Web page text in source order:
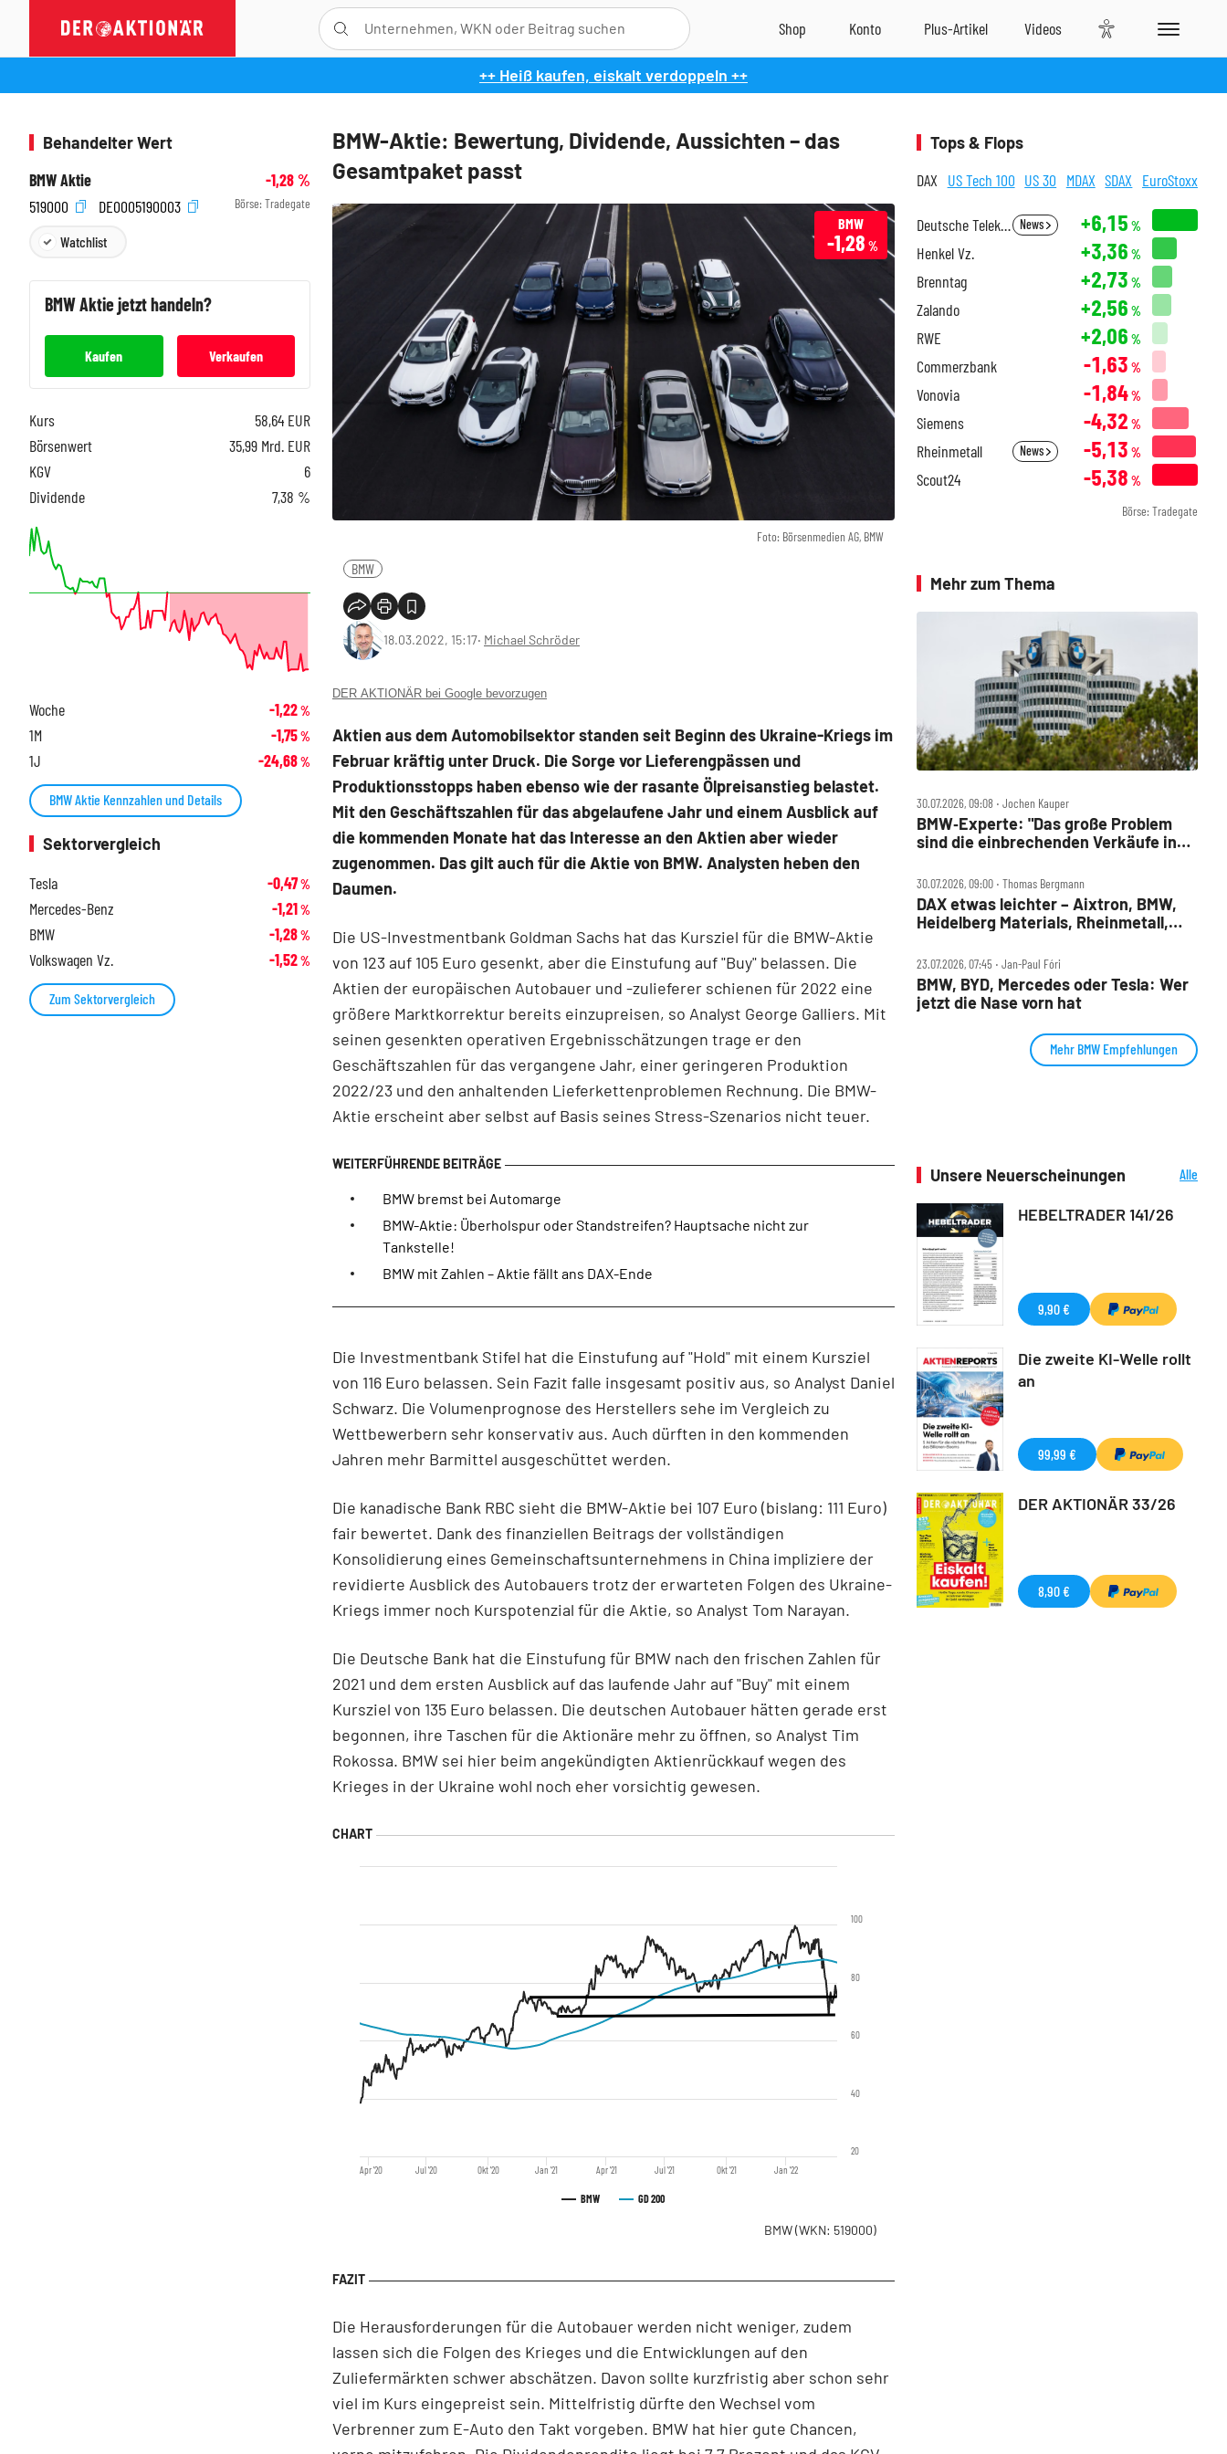
++ Heiß kaufen, eiskalt verdoppeln ++
BMW-Aktie: Bewertung, Dividende, Aussichten – das
Gesamtpaket passt
Foto: Börsenmedien AG, BMW
BMW
-1,28 %
BMW
18.03.2022, 15:17‧ Michael Schröder
DER AKTIONÄR bei Google bevorzugen
Aktien aus dem Automobilsektor standen seit Beginn des Ukraine-Kriegs im
Februar kräftig unter Druck. Die Sorge vor Lieferengpässen und
Produktionsstopps haben ebenso wie der rasante Ölpreisanstieg belastet.
Mit den Geschäftszahlen für das abgelaufene Jahr und einem Ausblick auf
die kommenden Monate hat das Interesse an den Aktien aber wieder
zugenommen. Das gilt auch für die Aktie von BMW. Analysten heben den
Daumen.
Die US-Investmentbank Goldman Sachs hat das Kursziel für die BMW-Aktie
von 123 auf 105 Euro gesenkt, aber die Einstufung auf "Buy" belassen. Die
Aktien der europäischen Autobauer und -zulieferer schienen für 2022 eine
größere Marktkorrektur bereits einzupreisen, so Analyst George Galliers. Mit
seinen gesenkten operativen Ergebnisschätzungen trage er den
Geschäftszahlen für das vergangene Jahr, einer geringeren Produktion
2022/23 und den anhaltenden Lieferkettenproblemen Rechnung. Die BMW-
Aktie erscheint aber selbst auf Basis seines Stress-Szenarios nicht teuer.
BMW bremst bei Automarge
BMW-Aktie: Überholspur oder Standstreifen? Hauptsache nicht zur
Tankstelle!
BMW mit Zahlen – Aktie fällt ans DAX-Ende
Die Investmentbank Stifel hat die Einstufung auf "Hold" mit einem Kursziel
von 116 Euro belassen. Sein Fazit falle insgesamt positiv aus, so Analyst Daniel
Schwarz. Die Volumenprognose des Herstellers sehe im Vergleich zu
Wettbewerbern sehr konservativ aus. Auch dürften in den kommenden
Jahren mehr Barmittel ausgeschüttet werden.
Die kanadische Bank RBC sieht die BMW-Aktie bei 107 Euro (bislang: 111 Euro)
fair bewertet. Dank des finanziellen Beitrags der vollständigen
Konsolidierung eines Gemeinschaftsunternehmens in China impliziere der
revidierte Ausblick des Autobauers trotz der erwarteten Folgen des Ukraine-
Kriegs immer noch Kurspotenzial für die Aktie, so Analyst Tom Narayan.
Die Deutsche Bank hat die Einstufung für BMW nach den frischen Zahlen für
2021 und dem ersten Ausblick auf das laufende Jahr auf "Buy" mit einem
Kursziel von 135 Euro belassen. Die deutschen Autobauer hätten gerade erst
begonnen, ihre Taschen für die Aktionäre mehr zu öffnen, so Analyst Tim
Rokossa. BMW sei hier beim angekündigten Aktienrückkauf wegen des
Krieges in der Ukraine wohl noch eher vorsichtig gewesen.
BMW GD 200
Jan '21 Jan '22
Apr '20 Jul '20 Okt '20 Apr '21 Jul '21 Okt '21
20
40
60
80
100
BMW(WKN: 519000)
Die Herausforderungen für die Autobauer werden nicht weniger, zudem
lassen sich die Folgen des Krieges und die Entwicklungen auf den
Zuliefermärkten schwer abschätzen. Davon sollte kurzfristig aber schon sehr
viel im Kurs eingepreist sein. Mittelfristig dürfte den Wechsel vom
Verbrenner zum E-Auto den Takt vorgeben. BMW hat hier gute Chancen,
Behandelter Wert
BMW Aktie
-1,28%
519000
DE0005190003 Börse: Tradegate
Watchlist
BMWAktie jetzt handeln?
Kaufen Verkaufen
Kurs 58,64 EUR
Börsenwert
35,99 Mrd. EUR
KGV
6
Dividende
7,38 %
Woche -1,22%
1M -1,75%
1J -24,68%
BMW Aktie Kennzahlen und Details
Sektorvergleich
Tesla
-0,47%
Mercedes-Benz -1,21%
BMW -1,28%
Volkswagen Vz. -1,52%
Zum Sektorvergleich
Tops & Flops
DAX US Tech 100 US 30 MDAX SDAX EuroStoxx
Deutsche Telekom News +6,15 %
Henkel Vz. +3,36 %
Brenntag +2,73 %
Zalando +2,56 %
RWE +2,06 %
Commerzbank -1,63 %
Vonovia -1,84%
Siemens -4,32 %
Rheinmetall News -5,13 %
Scout24 -5,38 %
Börse: Tradegate
Mehr zum Thema
30.07.2026, 09:08 ‧ Jochen Kauper
BMW‑Experte: "Das große Problem
sind die einbrechenden Verkäufe in
30.07.2026, 09:00 ‧ Thomas Bergmann
DAX etwas leichter – Aixtron, BMW,
Heidelberg Materials, Rheinmetall,
Check
23.07.2026, 07:45 ‧ Jan-Paul Fóri
BMW, BYD, Mercedes oder Tesla: Wer
jetzt die Nase vorn hat
Mehr BMW Empfehlungen
Unsere Neuerscheinungen
Alle
HEBELTRADER 141/26
9,90 €
Die zweite KI-Welle rollt
an
99,99 €
DER AKTIONÄR 33/26
8,90 €